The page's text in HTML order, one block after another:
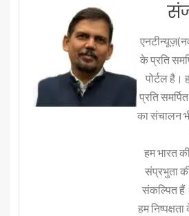
के प्रति
पोर्टल है।
प्रति
का संचालन
हम भारत
संप्रभुता
संकल्पित
हम